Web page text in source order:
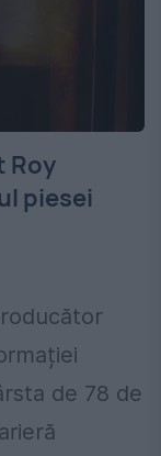
Roy
piesei
de 78 de